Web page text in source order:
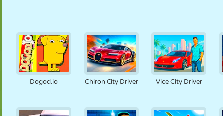
Dogod.io Chiron City Driver Vice City Driver